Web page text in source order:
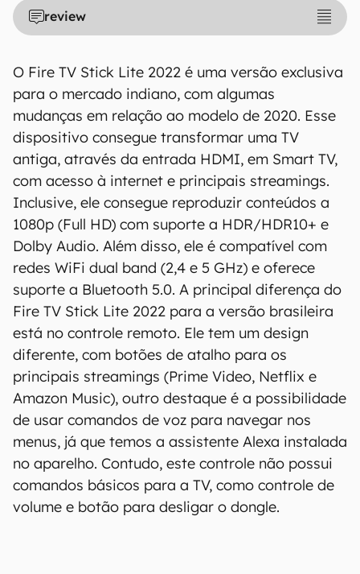
review
O Fire TV Stick Lite 2022 é uma versão exclusiva
para o mercado indiano, com algumas
mudanças em relação ao modelo de 2020. Esse
dispositivo consegue transformar uma TV
antiga, através da entrada HDMI, em Smart TV,
com acesso à internet e principais streamings.
Inclusive, ele consegue reproduzir conteúdos a
1080p (Full HD) com suporte a HDR/HDR10+ e
Dolby Audio. Além disso, ele é compatível com
redes WiFi dual band (2,4 e 5 GHz) e oferece
suporte a Bluetooth 5.0. A principal diferença do
Fire TV Stick Lite 2022 para a versão brasileira
está no controle remoto. Ele tem um design
diferente, com botões de atalho para os
principais streamings (Prime Video, Netflix e
Amazon Music), outro destaque é a possibilidade
de usar comandos de voz para navegar nos
menus, já que temos a assistente Alexa instalada
no aparelho. Contudo, este controle não possui
comandos básicos para a TV, como controle de
volume e botão para desligar o dongle.